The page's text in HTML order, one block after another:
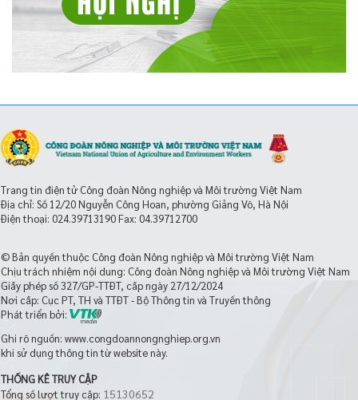
Trang tin điện tử Công đoàn Nông nghiệp và Môi trường Việt Nam
Địa chỉ: Số 12/20 Nguyễn Công Hoan, phường Giảng Võ, Hà Nội
Điện thoại: 024.39713190Fax: 04.39712700
© Bản quyền thuộc Công đoàn Nông nghiệp và Môi trường Việt Nam
Chịu trách nhiệm nội dung: Công đoàn Nông nghiệp và Môi trường Việt Nam
Giấy phép số 327/GP-TTĐT, cấp ngày 27/12/2024
Nơi cấp: Cục PT, TH và TTĐT - Bộ Thông tin và Truyền thông
Phát triển bởi:
Ghi rõ nguồn: www.congdoannongnghiep.org.vn
khi sử dụng thông tin từ website này.
THỐNG KÊ TRUY CẬP
Tổng số lượt truy cập: 15130652